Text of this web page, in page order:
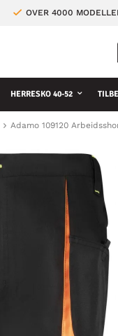
OVER 4000
HERRESKO 40-52
Adamo 109120